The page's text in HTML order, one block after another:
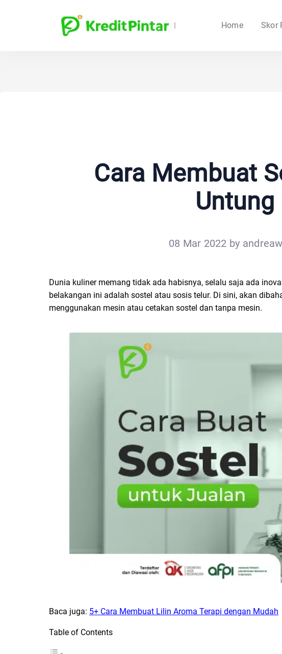
Home Skor
Cara Membuat
Untung
08 Mar 2022 by
Dunia kuliner memang tidak ada habisnya, selalu saja ada
belakangan ini adalah sostel atau sosis telur. Di sini, akan
menggunakan mesin atau cetakan sostel dan tanpa mesin.
Baca juga: 5+ Cara Membuat Lilin Aroma Terapi dengan Mudah
Table of Contents